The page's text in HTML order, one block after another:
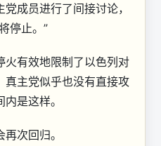
成员进行了间接讨论，
停止。”
火有效地限制了以色列对
真主党似乎也没有直接攻
内是这样。
次回归。